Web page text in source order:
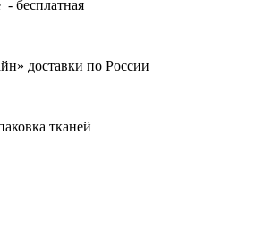
бесплатная
доставки по России
тканей